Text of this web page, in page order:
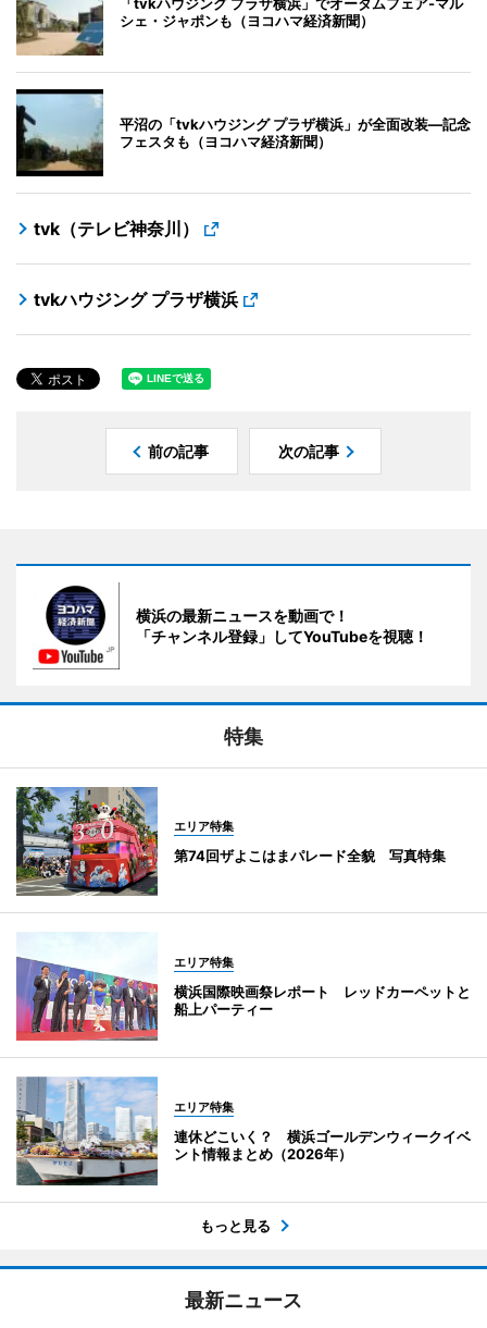
シェ・ジャポンも（ヨコハマ経済新聞）
平沼の「tvkハウジング プラザ横浜」が全面改装―記念
フェスタも（ヨコハマ経済新聞）
tvk（テレビ神奈川）
tvkハウジング プラザ横浜
前の記事 次の記事
横浜の最新ニュースを動画で！
「チャンネル登録」してYouTubeを視聴！
特集
エリア特集
第74回ザよこはまパレード全貌 写真特集
エリア特集
横浜国際映画祭レポート レッドカーペットと
船上パーティー
エリア特集
連休どこいく？ 横浜ゴールデンウィークイベ
ント情報まとめ（2026年）
もっと見る
最新ニュース